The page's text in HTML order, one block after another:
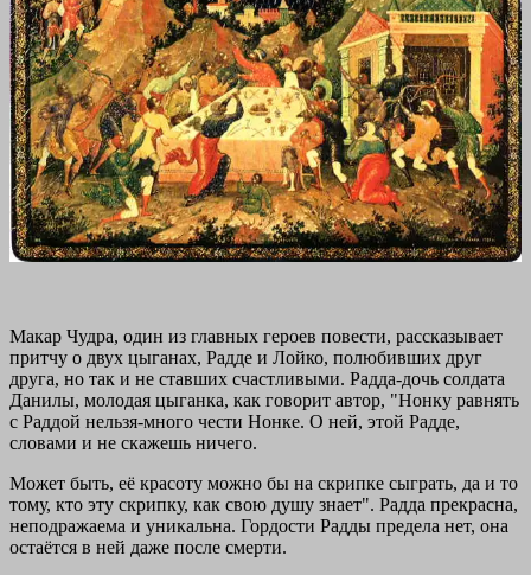
Макар Чудра, один из главных героев повести, рассказывает
притчу о двух цыганах, Радде и Лойко, полюбивших друг
друга, но так и не ставших счастливыми. Радда-дочь солдата
Данилы, молодая цыганка, как говорит автор, "Нонку равнять
с Раддой нельзя-много чести Нонке. О ней, этой Радде,
словами и не скажешь ничего.
Может быть, её красоту можно бы на скрипке сыграть, да и то
тому, кто эту скрипку, как свою душу знает". Радда прекрасна,
неподражаема и уникальна. Гордости Радды предела нет, она
остаётся в ней даже после смерти.